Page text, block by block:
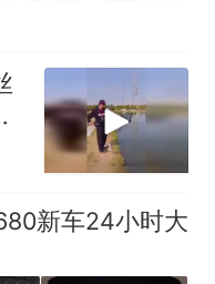
新车24小时大